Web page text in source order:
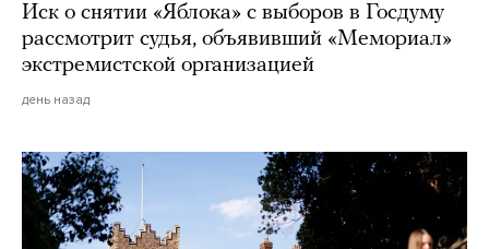
Иск о снятии «Яблока» с выборов в Госдуму
рассмотрит судья, объявивший «Мемориал»
экстремистской организацией
день назад